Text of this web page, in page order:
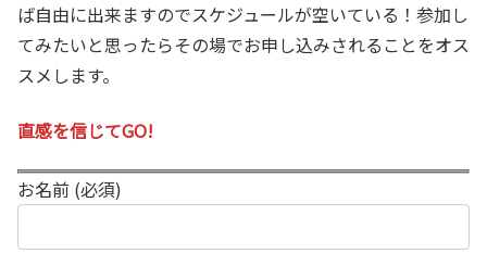
ば自由に出来ますのでスケジュールが空いている！参加し
てみたいと思ったらその場でお申し込みされることをオス
スメします。
直感を信じてGO!
お名前 (必須)